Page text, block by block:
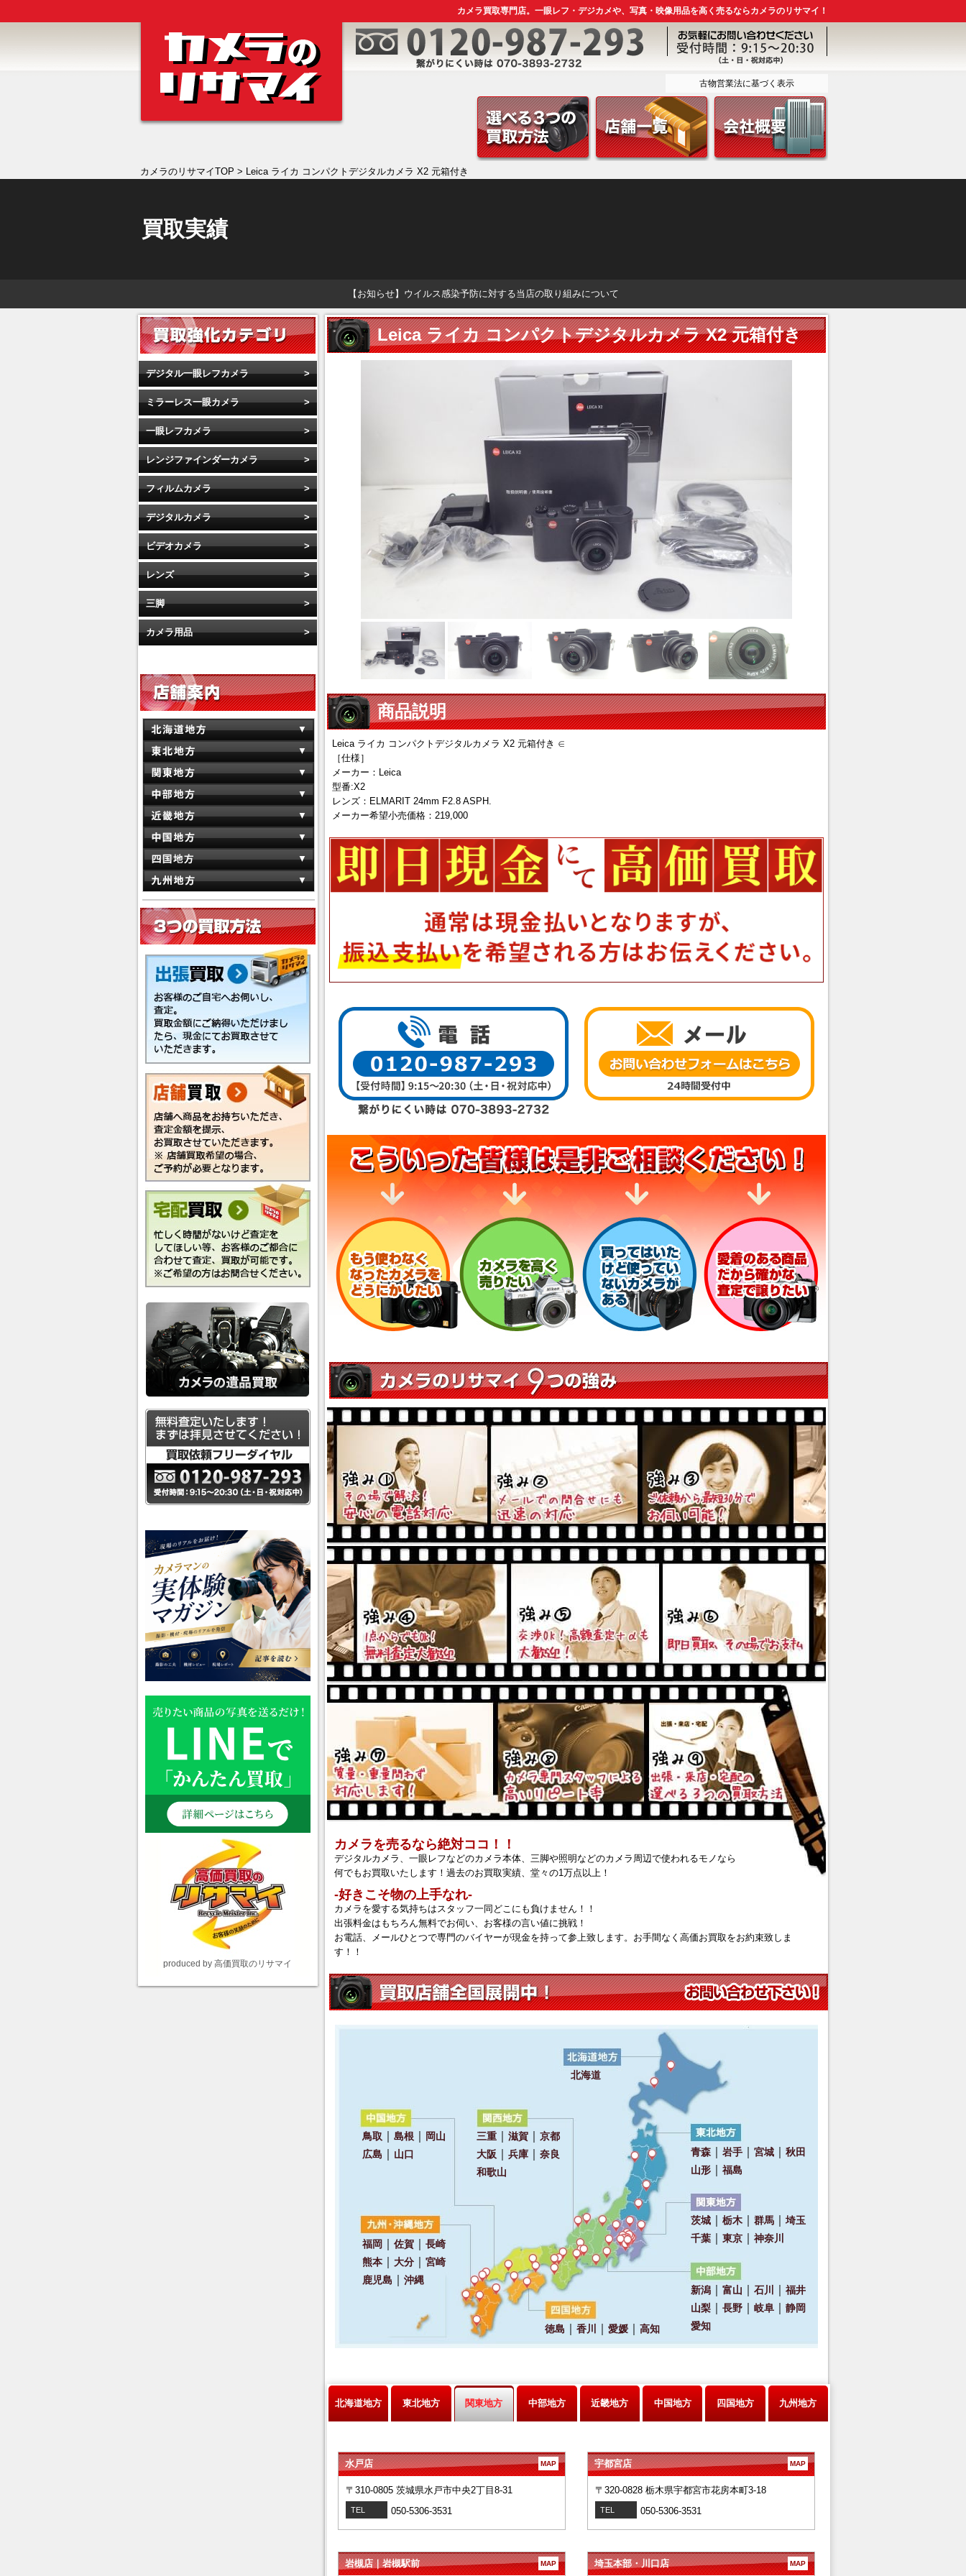
カメラ買取専門店。一眼レフ・デジカメや、写真・映像用品を高く売るならカメラのリサマイ！
古物営業法に基づく表示
カメラのリサマイTOP > Leica ライカ コンパクトデジタルカメラ X2 元箱付き
買取実績
【お知らせ】ウイルス感染予防に対する当店の取り組みについて
Leica ライカ コンパクトデジタルカメラ X2 元箱付き
商品説明
Leica ライカ コンパクトデジタルカメラ X2 元箱付き ∈
［仕様］
メーカー：Leica
型番:X2
レンズ：ELMARIT 24mm F2.8 ASPH.
メーカー希望小売価格：219,000
カメラを売るなら絶対ココ！！
デジタルカメラ、一眼レフなどのカメラ本体、三脚や照明などのカメラ周辺で使われるモノなら
何でもお買取いたします！過去のお買取実績、堂々の1万点以上！
‐好きこそ物の上手なれ‐
カメラを愛する気持ちはスタッフ一同どこにも負けません！！
出張料金はもちろん無料でお伺い、お客様の言い値に挑戦！
お電話、メールひとつで専門のバイヤーが現金を持って参上致します。お手間なく高価お買取をお約束致しま
す！！
北海道地方 東北地方 関東地方 中部地方 近畿地方 中国地方 四国地方 九州地方
水戸店 MAP
〒310-0805 茨城県水戸市中央2丁目8-31
TEL 050-5306-3531
宇都宮店 MAP
〒320-0828 栃木県宇都宮市花房本町3-18
TEL 050-5306-3531
岩槻店｜岩槻駅前 MAP 埼玉本部・川口店 MAP
デジタル一眼レフカメラ
ミラーレス一眼カメラ
一眼レフカメラ
レンジファインダーカメラ
フィルムカメラ
デジタルカメラ
ビデオカメラ
レンズ
三脚
カメラ用品
produced by 高価買取のリサマイ